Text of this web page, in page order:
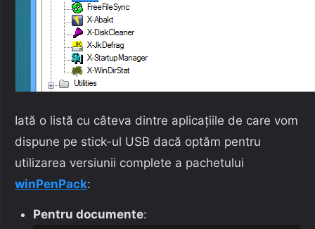
Iată o listă cu câteva dintre aplicațiile de care vom
dispune pe stick-ul USB dacă optăm pentru
utilizarea versiunii complete a pachetului
winPenPack:
Pentru documente: